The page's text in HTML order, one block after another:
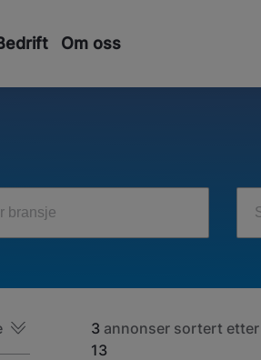
Om oss
bransje
3annonser sortert etter
13